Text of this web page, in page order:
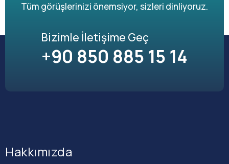
Tüm görüşlerinizi önemsiyor, sizleri dinliyoruz.
Bizimle İletişime Geç
+90 850 885 15 14
Hakkımızda